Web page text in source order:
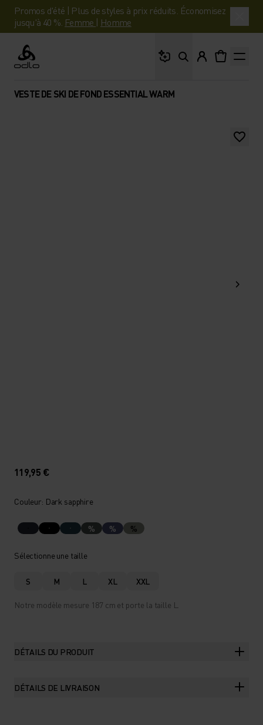
Promos d'été | Plus de styles à prix réduits. Économisez
jusqu'à 40 %. Femme | Homme
Odlo
VESTE DE SKI DE FOND ESSENTIAL WARM
119,95 €
Couleur: Dark sapphire
% % %
Sélectionne une taille
S M L XL XXL
Notre modèle mesure 187 cm et porte la taille L.
DÉTAILS DU PRODUIT
DÉTAILS DE LIVRAISON